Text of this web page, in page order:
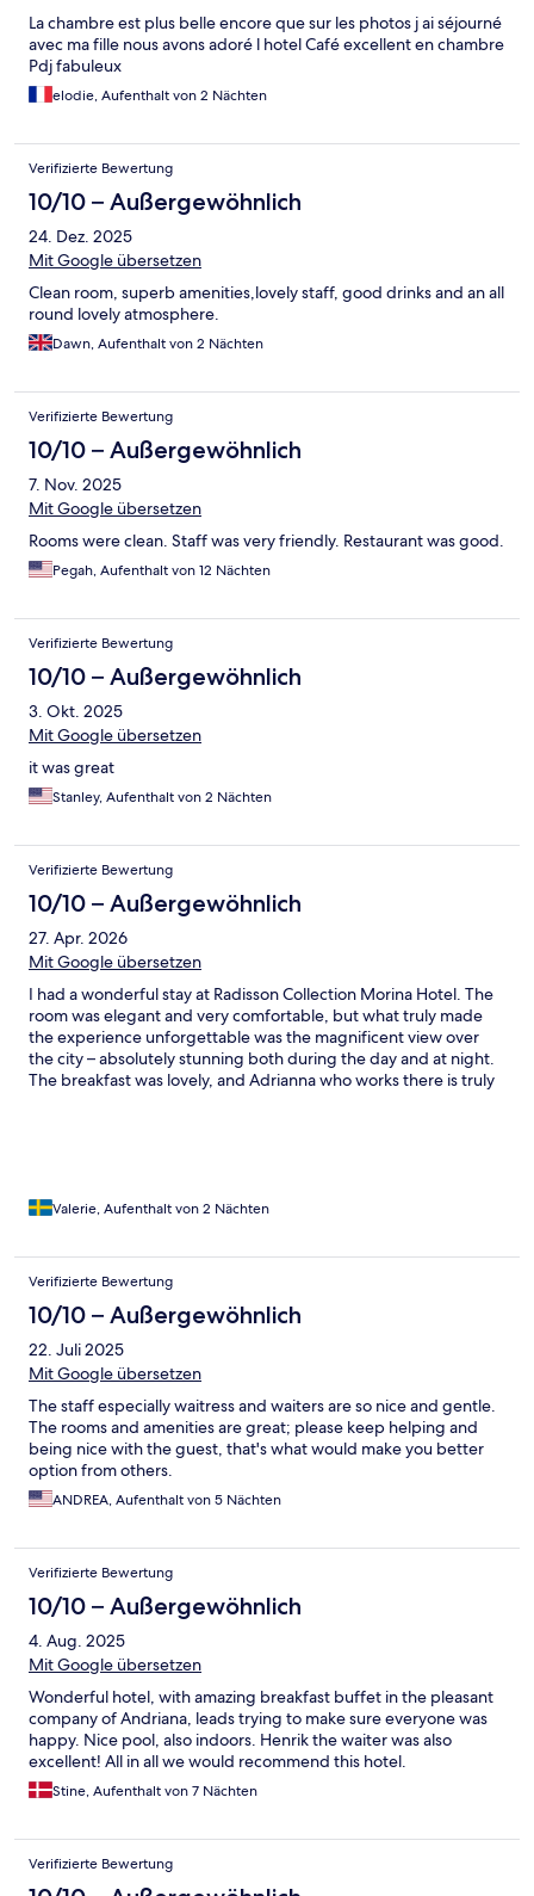
La chambre est plus belle encore que sur les photos j ai séjourné
avec ma fille nous avons adoré l hotel Café excellent en chambre
Pdj fabuleux
elodie, Aufenthalt von 2 Nächten
Verifizierte Bewertung
10/10 – Außergewöhnlich
24. Dez. 2025
Mit Google übersetzen
Clean room, superb amenities,lovely staff, good drinks and an all
round lovely atmosphere.
Dawn, Aufenthalt von 2 Nächten
Verifizierte Bewertung
10/10 – Außergewöhnlich
7. Nov. 2025
Mit Google übersetzen
Rooms were clean. Staff was very friendly. Restaurant was good.
Pegah, Aufenthalt von 12 Nächten
Verifizierte Bewertung
10/10 – Außergewöhnlich
3. Okt. 2025
Mit Google übersetzen
it was great
Stanley, Aufenthalt von 2 Nächten
Verifizierte Bewertung
10/10 – Außergewöhnlich
27. Apr. 2026
Mit Google übersetzen
I had a wonderful stay at Radisson Collection Morina Hotel. The
room was elegant and very comfortable, but what truly made
the experience unforgettable was the magnificent view over
the city – absolutely stunning both during the day and at night.
The breakfast was lovely, and Adrianna who works there is truly
Valerie, Aufenthalt von 2 Nächten
Verifizierte Bewertung
10/10 – Außergewöhnlich
22. Juli 2025
Mit Google übersetzen
The staff especially waitress and waiters are so nice and gentle.
The rooms and amenities are great; please keep helping and
being nice with the guest, that's what would make you better
option from others.
ANDREA, Aufenthalt von 5 Nächten
Verifizierte Bewertung
10/10 – Außergewöhnlich
4. Aug. 2025
Mit Google übersetzen
Wonderful hotel, with amazing breakfast buffet in the pleasant
company of Andriana, leads trying to make sure everyone was
happy. Nice pool, also indoors. Henrik the waiter was also
excellent! All in all we would recommend this hotel.
Stine, Aufenthalt von 7 Nächten
Verifizierte Bewertung